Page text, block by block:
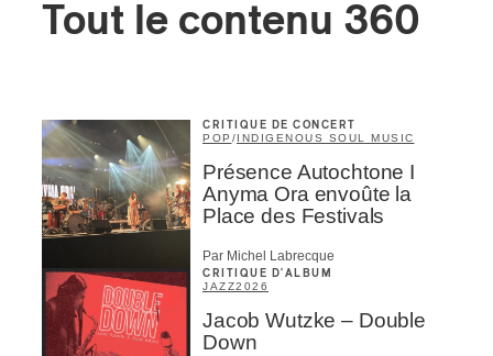
Tout le contenu 360
CRITIQUE DE CONCERT
POP /INDIGENOUS SOUL MUSIC
Présence Autochtone I
Anyma Ora envoûte la
Place des Festivals
Par Michel Labrecque
CRITIQUE D'ALBUM
JAZZ2026
Jacob Wutzke – Double
Down